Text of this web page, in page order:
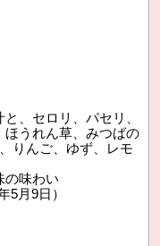
、セロリ、パセリ、
ほうれん草、みつばの
りんご、ゆず、レモ
の味わい
5月9日）